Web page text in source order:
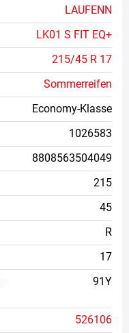
LAUFENN
LK01 S FIT EQ+
215/45 R 17
Sommerreifen
Economy-Klasse
1026583
8808563504049
215
45
R
17
91Y
526106